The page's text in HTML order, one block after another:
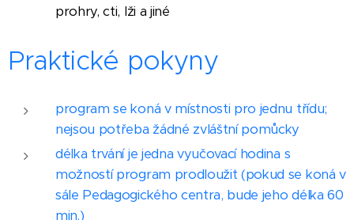
prohry, cti, lži a jiné
Praktické pokyny
program se koná v místnosti pro jednu třídu;
nejsou potřeba žádné zvláštní pomůcky
délka trvání je jedna vyučovací hodina s
možností program prodloužit (pokud se koná v
sále Pedagogického centra, bude jeho délka 60
min.)